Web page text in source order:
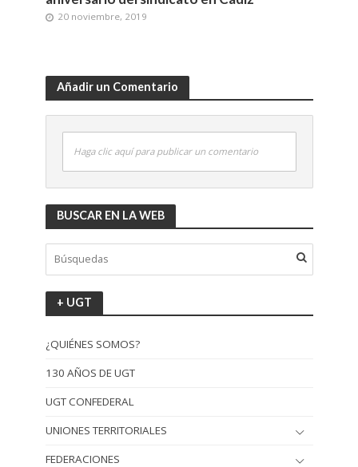
20 noviembre, 2019
Añadir un Comentario
Haga clic aquí para publicar un comentario
BUSCAR EN LA WEB
+ UGT
¿QUIÉNES SOMOS?
130 AÑOS DE UGT
UGT CONFEDERAL
UNIONES TERRITORIALES
FEDERACIONES